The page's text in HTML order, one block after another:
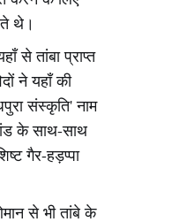
थे।
से तांबा प्राप्त
ने यहाँ की
संस्कृति' नाम
के साथ-साथ
गैर-हड़प्पा
से भी तांबे के